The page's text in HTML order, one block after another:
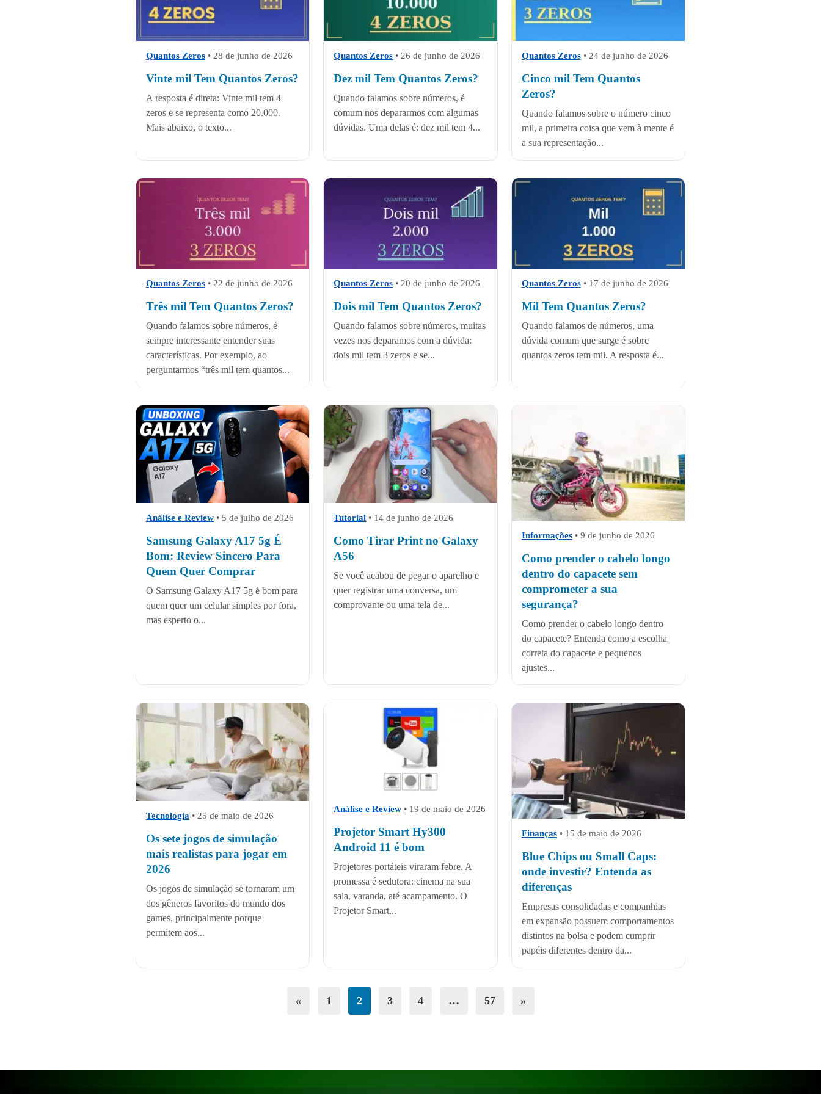
Quantos Zeros • 28 de junho de 2026
Vinte mil Tem Quantos Zeros?
A resposta é direta: Vinte mil tem 4
zeros e se representa como 20.000.
Mais abaixo, o texto...
Quantos Zeros • 26 de junho de 2026
Dez mil Tem Quantos Zeros?
Quando falamos sobre números, é
comum nos depararmos com algumas
dúvidas. Uma delas é: dez mil tem 4...
Quantos Zeros• 24 de junho de 2026
Cinco mil Tem Quantos
Zeros?
Quando falamos sobre o número cinco
mil, a primeira coisa que vem à mente é
a sua representação...
Quantos Zeros • 22 de junho de 2026
Três mil Tem Quantos Zeros?
Quando falamos sobre números, é
sempre interessante entender suas
características. Por exemplo, ao
perguntarmos “três mil tem quantos...
Quantos Zeros •20 de junho de 2026
Dois mil Tem Quantos Zeros?
Quando falamos sobre números, muitas
vezes nos deparamos com a dúvida:
dois mil tem 3 zeros e se...
Quantos Zeros• 17 de junho de 2026
Mil Tem Quantos Zeros?
Quando falamos de números, uma
dúvida comum que surge é sobre
quantos zeros tem mil. A resposta é...
Análise e Review • 5 de julho de 2026
Samsung Galaxy A17 5g É
Bom: Review Sincero Para
Quem Quer Comprar
O Samsung Galaxy A17 5g é bom para
quem quer um celular simples por fora,
mas esperto o...
Tutorial • 14 de junho de 2026
Como Tirar Print no Galaxy
A56
Se você acabou de pegar o aparelho e
quer registrar uma conversa, um
comprovante ou uma tela de...
Informações• 9 de junho de 2026
Como prender o cabelo longo
dentro do capacete sem
comprometer a sua
segurança?
Como prender o cabelo longo dentro
do capacete? Entenda como a escolha
correta do capacete e pequenos
ajustes...
Tecnologia • 25 de maio de 2026
Os sete jogos de simulação
mais realistas para jogar em
2026
Os jogos de simulação se tornaram um
dos gêneros favoritos do mundo dos
games, principalmente porque
permitem aos...
Análise e Review • 19 de maio de 2026
Projetor Smart Hy300
Android 11 é bom
Projetores portáteis viraram febre. A
promessa é sedutora: cinema na sua
sala, varanda, até acampamento. O
Projetor Smart...
Finanças• 15 de maio de 2026
Blue Chips ou Small Caps:
onde investir? Entenda as
diferenças
Empresas consolidadas e companhias
em expansão possuem comportamentos
distintos na bolsa e podem cumprir
papéis diferentes dentro da...
« 1 2 3 4 … 57 »